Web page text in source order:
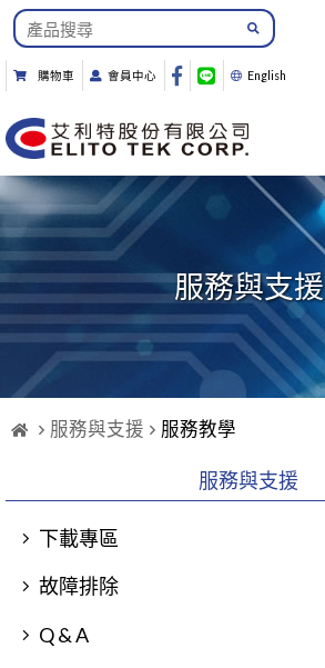
購物車 會員中心 English
服務與支援
服務與支援 服務教學
服務與支援
下載專區
故障排除
Q & A